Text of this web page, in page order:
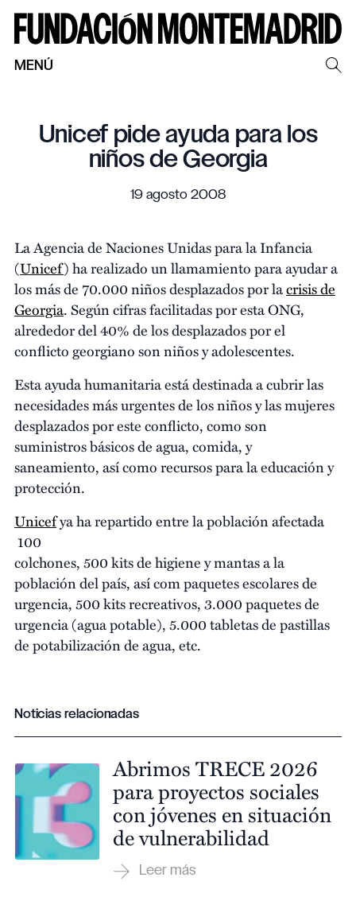
MENÚ
Unicef pide ayuda para los
niños de Georgia
19 agosto 2008
La Agencia de Naciones Unidas para la Infancia
(Unicef) ha realizado un llamamiento para ayudar a
los más de 70.000 niños desplazados por lacrisis de
Georgia. Según cifras facilitadas por esta ONG,
alrededor del 40% de los desplazados por el
conflicto georgiano son niños y adolescentes.
Esta ayuda humanitaria está destinada a cubrir las
necesidades más urgentes de los niños y las mujeres
desplazados por este conflicto, como son
suministros básicos de agua, comida, y
saneamiento, así como recursos para la educación y
protección.
Unicefya ha repartido entre la población afectada
100
colchones, 500 kits de higiene y mantas a la
población del país, así com paquetes escolares de
urgencia, 500 kits recreativos, 3.000 paquetes de
urgencia (agua potable), 5.000 tabletas de pastillas
de potabilización de agua, etc.
Noticias relacionadas
Abrimos TRECE 2026
para proyectos sociales
con jóvenes en situación
de vulnerabilidad